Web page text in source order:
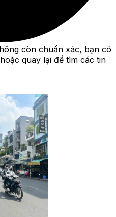
còn chuẩn xác, bạn có
quay lại để tìm các tin